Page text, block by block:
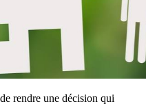
rendre une décision qui